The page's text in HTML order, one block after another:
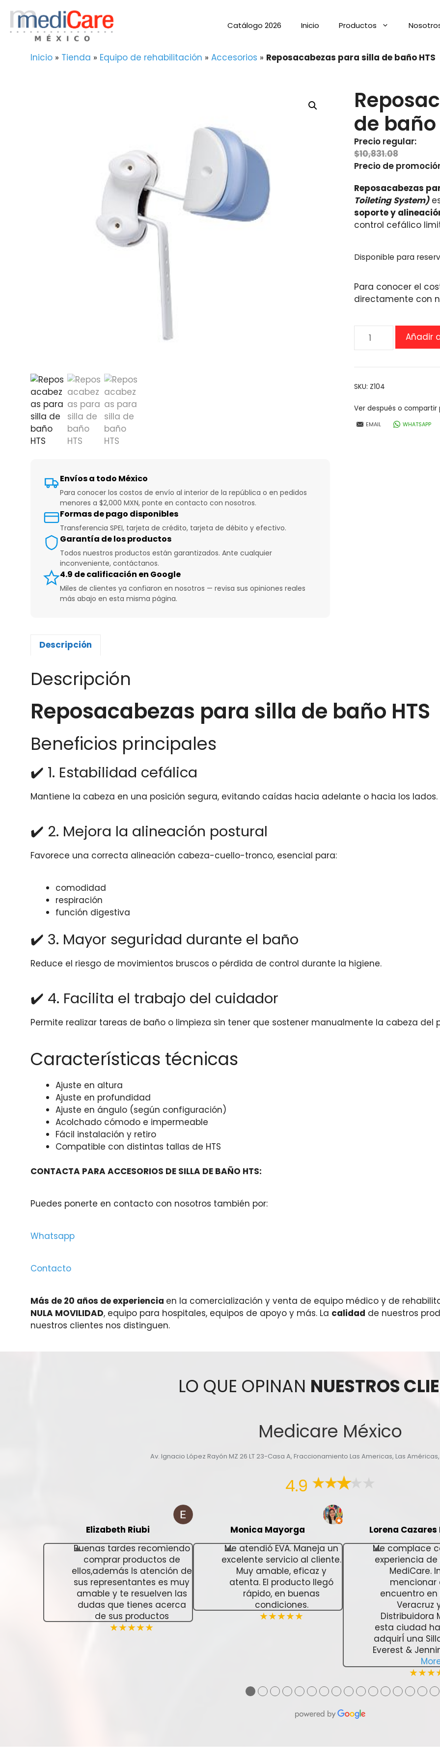
contenido
Catálogo 2026 Inicio Productos
Inicio » Tienda » Equipo de rehabilitación » Accesorios » Reposacabezas para silla de baño HTS
Envíos a todo México
Para conocer los costos de envío al interior de la república o en pedidos
menores a $2,000 MXN, ponte en contacto con nosotros.
Formas de pago disponibles
Transferencia SPEI, tarjeta de crédito, tarjeta de débito y efectivo.
Garantía de los productos
Todos nuestros productos están garantizados. Ante cualquier
inconveniente, contáctanos.
4.9 de calificación en Google
Miles de clientes ya confiaron en nosotros — revisa sus opiniones reales
más abajo en esta misma página.
de baño
Precio regular:
$10,831.08
Precio de
Reposacabezas
Toileting System)
soporte y
control cefálico
Disponible para
Para conocer el
directamente con
Reposacabezas
para
de
HTS
cantidad
Añadir
SKU: Z104
Ver después o compartir
EMAIL WHATSAPP
Descripción
Descripción
Reposacabezas para silla de baño HTS
Beneficios principales
✔️ 1. Estabilidad cefálica
Mantiene la cabeza en una posición segura, evitando caídas hacia adelante o hacia los lados.
✔️ 2. Mejora la alineación postural
Favorece una correcta alineación cabeza-cuello-tronco, esencial para:
comodidad
respiración
función digestiva
✔️ 3. Mayor seguridad durante el baño
Reduce el riesgo de movimientos bruscos o pérdida de control durante la higiene.
✔️ 4. Facilita el trabajo del cuidador
Permite realizar tareas de baño o limpieza sin tener que sostener manualmente la cabeza del
Características técnicas
Ajuste en altura
Ajuste en profundidad
Ajuste en ángulo (según configuración)
Acolchado cómodo e impermeable
Fácil instalación y retiro
Compatible con distintas tallas de HTS
CONTACTA PARA ACCESORIOS DE SILLA DE BAÑO HTS:
Puedes ponerte en contacto con nosotros también por:
Whatsapp
Contacto
Más de 20 años de experiencia en la comercialización y venta de equipo médico y de
NULA MOVILIDAD, equipo para hospitales, equipos de apoyo y más. La calidad de nuestros
nuestros clientes nos distinguen.
LO QUE OPINAN NUESTROS
Medicare México
Av. Ignacio López Rayón MZ 26 LT 23-Casa A, Fraccionamiento Las Americas, Las
4.9
Elizabeth Riubi
Buenas tardes recomiendo
comprar productos de
ellos,además ls atención de
sus representantes es muy
amable y te resuelven las
dudas que tienes acerca
de sus productos
★★★★★
Monica Mayorga
Me atendió EVA. Maneja un
excelente servicio al cliente.
Muy amable, eficaz y
atenta. El producto llegó
rápido, en buenas
condiciones.
★★★★★
Lorena Cazares
Me complace
experiencia
MediCare.
mencionar
encuentro en
Veracruz
Distribuidora
esta ciudad
adquirÍ una
Everest &
●●●●●●●●●●●●●●●●